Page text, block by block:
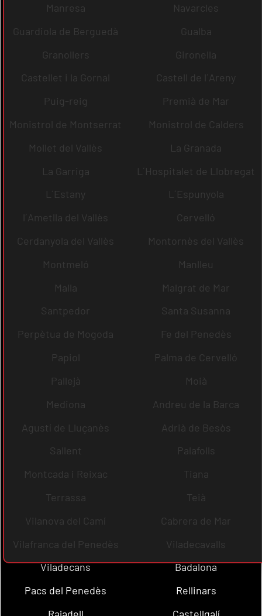
Manresa
Navarcles
Guardiola de Berguedà
Gualba
Granollers
Gironella
Castellet i la Gornal
Castell de l´Areny
Puig-reig
Premià de Mar
Monistrol de Montserrat
Monistrol de Calders
Mollet del Vallès
La Granada
La Garriga
L´Hospitalet de Llobregat
L´Estany
L´Espunyola
l´Ametlla del Vallès
Cervelló
Cerdanyola del Vallès
Montornès del Vallès
Montmeló
Manlleu
Malla
Malgrat de Mar
Santpedor
Santa Susanna
Perpètua de Mogoda
Fe del Penedès
Papiol
Palma de Cervelló
Pallejà
Moià
Mediona
Andreu de la Barca
Agustí de Lluçanès
Adrià de Besòs
Sallent
Palafolls
Montcada i Reixac
Tiana
Terrassa
Teià
Vilanova del Camí
Cabrera de Mar
Vilafranca del Penedès
Viladecavalls
Viladecans
Badalona
Pacs del Penedès
Rellinars